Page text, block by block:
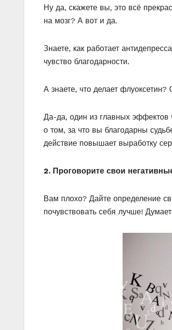
Ну да, скажете вы, это всё
на мозг? А вот и да.
Знаете, как работает
чувство благодарности.
А знаете, что делает
Да-да, один из главных эффектов
о том, за что вы благодарны
действие повышает выработку
2. Проговорите свои
Вам плохо? Дайте определение
почувствовать себя лучше!